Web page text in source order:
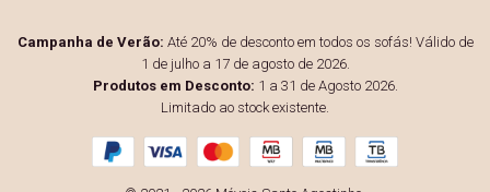
Campanha de Verão: Até 20% de desconto em todos os sofás! Válido de
1 de julho a 17 de agosto de 2026.
Produtos em Desconto: 1 a 31 de Agosto 2026.
Limitado ao stock existente.